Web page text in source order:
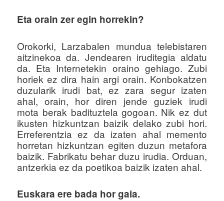
Eta orain zer egin horrekin?
Orokorki, Larzabalen mundua telebistaren
aitzinekoa da. Jendearen iruditegia aldatu
da. Eta Internetekin oraino gehiago. Zubi
horiek ez dira hain argi orain. Konbokatzen
duzularik irudi bat, ez zara segur izaten
ahal, orain, hor diren jende guziek irudi
mota berak badituztela gogoan. Nik ez dut
ikusten hizkuntzan baizik delako zubi hori.
Erreferentzia ez da izaten ahal memento
horretan hizkuntzan egiten duzun metafora
baizik. Fabrikatu behar duzu irudia. Orduan,
antzerkia ez da poetikoa baizik izaten ahal.
Euskara ere bada hor gaia.